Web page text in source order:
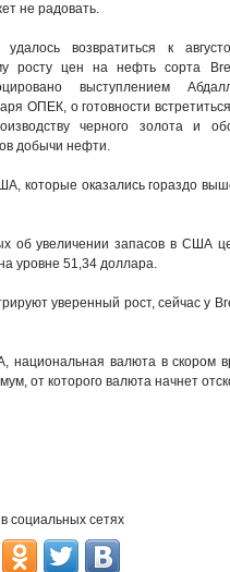
не радовать.
удалось возвратиться к
росту цен на нефть сорта
выступлением
ОПЕК, о готовности
черного золота и
добычи нефти.
которые оказались гораздо
об увеличении запасов в США
уровне 51,34 доллара.
уверенный рост, сейчас у
валюта в скором
от которого валюта начнет
социальных сетях